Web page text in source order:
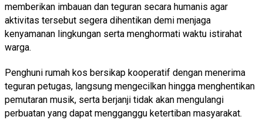
memberikan imbauan dan teguran secara humanis agar
aktivitas tersebut segera dihentikan demi menjaga
kenyamanan lingkungan serta menghormati waktu istirahat
warga.
Penghuni rumah kos bersikap kooperatif dengan menerima
teguran petugas, langsung mengecilkan hingga menghentikan
pemutaran musik, serta berjanji tidak akan mengulangi
perbuatan yang dapat mengganggu ketertiban masyarakat.